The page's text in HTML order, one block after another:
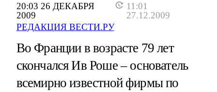
20:03 26 ДЕКАБРЯ
2009
11:01
27.12.2009
РЕДАКЦИЯ ВЕСТИ.РУ
Во Франции в возрасте 79 лет
скончался Ив Роше – основатель
всемирно известной фирмы по